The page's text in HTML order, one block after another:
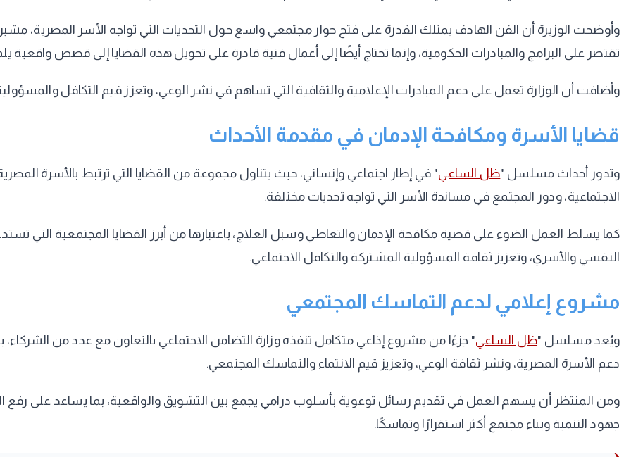
وأوضحت الوزيرة أن الفن الهادف يمتلك القدرة على فتح حوار مجتمعي واسع حول التحديات التي تواجه الأسر المصرية، مشيرة
تقتصر على البرامج والمبادرات الحكومية، وإنما تحتاج أيضًا إلى أعمال فنية قادرة على تحويل هذه القضايا إلى قصص
وأضافت أن الوزارة تعمل على دعم المبادرات الإعلامية والثقافية التي تساهم في نشر الوعي، وتعزز قيم التكافل
قضايا الأسرة ومكافحة الإدمان في مقدمة الأحداث
وتدور أحداث مسلسل "ظل الساعي" في إطار اجتماعي وإنساني، حيث يتناول مجموعة من القضايا التي ترتبط بالأسرة المصرية
الاجتماعية، ودور المجتمع في مساندة الأسر التي تواجه تحديات مختلفة.
كما يسلط العمل الضوء على قضية مكافحة الإدمان والتعاطي وسبل العلاج، باعتبارها من أبرز القضايا المجتمعية التي
النفسي والأسري، وتعزيز ثقافة المسؤولية المشتركة والتكافل الاجتماعي.
مشروع إعلامي لدعم التماسك المجتمعي
ويُعد مسلسل "ظل الساعي" جزءًا من مشروع إذاعي متكامل تنفذه وزارة التضامن الاجتماعي بالتعاون مع عدد من
دعم الأسرة المصرية، ونشر ثقافة الوعي، وتعزيز قيم الانتماء والتماسك المجتمعي.
ومن المنتظر أن يسهم العمل في تقديم رسائل توعوية بأسلوب درامي يجمع بين التشويق والواقعية، بما يساعد على رفع
جهود التنمية وبناء مجتمع أكثر استقرارًا وتماسكًا.